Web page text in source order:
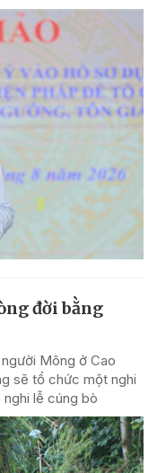
đời bằng
Mông ở Cao
sẽ tổ chức một nghi
lễ cúng bò